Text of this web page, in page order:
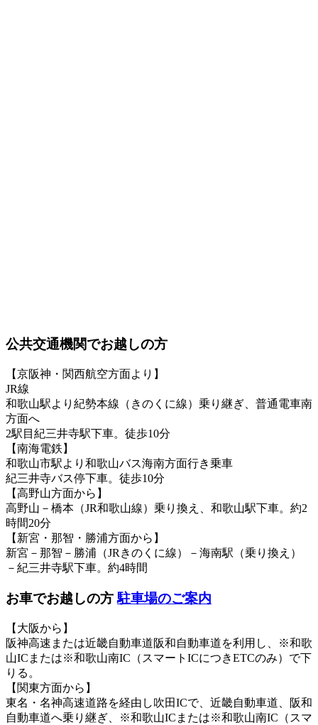
公共交通機関でお越しの方
【京阪神・関西航空方面より】
JR線
和歌山駅より紀勢本線（きのくに線）乗り継ぎ、普通電車南
方面へ
2駅目紀三井寺駅下車。徒歩10分
【南海電鉄】
和歌山市駅より和歌山バス海南方面行き乗車
紀三井寺バス停下車。徒歩10分
【高野山方面から】
高野山－橋本（JR和歌山線）乗り換え、和歌山駅下車。約2
時間20分
【新宮・那智・勝浦方面から】
新宮－那智－勝浦（JRきのくに線）－海南駅（乗り換え）
－紀三井寺駅下車。約4時間
お車でお越しの方駐車場のご案内
【大阪から】
阪神高速または近畿自動車道阪和自動車道を利用し、※和歌
山ICまたは※和歌山南IC（スマートICにつきETCのみ）で下
りる。
【関東方面から】
東名・名神高速道路を経由し吹田ICで、近畿自動車道、阪和
自動車道へ乗り継ぎ、※和歌山ICまたは※和歌山南IC（スマ